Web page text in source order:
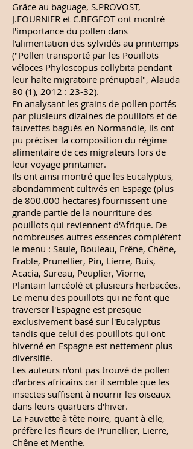
Grâce au baguage, S.PROVOST,
J.FOURNIER et C.BEGEOT ont montré
l'importance du pollen dans
l'alimentation des sylvidés au printemps
("Pollen transporté par les Pouillots
véloces Phyloscopus collybita pendant
leur halte migratoire prénuptial", Alauda
80 (1), 2012 : 23-32).
En analysant les grains de pollen portés
par plusieurs dizaines de pouillots et de
fauvettes bagués en Normandie, ils ont
pu préciser la composition du régime
alimentaire de ces migrateurs lors de
leur voyage printanier.
Ils ont ainsi montré que les Eucalyptus,
abondamment cultivés en Espage (plus
de 800.000 hectares) fournissent une
grande partie de la nourriture des
pouillots qui reviennent d'Afrique. De
nombreuses autres essences complètent
le menu : Saule, Bouleau, Frêne, Chêne,
Erable, Prunellier, Pin, Lierre, Buis,
Acacia, Sureau, Peuplier, Viorne,
Plantain lancéolé et plusieurs herbacées.
Le menu des pouillots qui ne font que
traverser l'Espagne est presque
exclusivement basé sur l'Eucalyptus
tandis que celui des pouillots qui ont
hiverné en Espagne est nettement plus
diversifié.
Les auteurs n'ont pas trouvé de pollen
d'arbres africains car il semble que les
insectes suffisent à nourrir les oiseaux
dans leurs quartiers d'hiver.
La Fauvette à tête noire, quant à elle,
préfère les fleurs de Prunellier, Lierre,
Chêne et Menthe.